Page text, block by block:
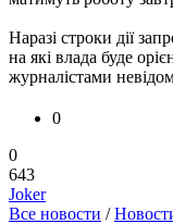
Наразі строки дії
на які влада буде
журналістами
0
0
643
Joker
Все новости /